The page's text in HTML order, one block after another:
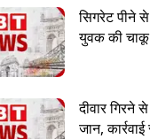
सिगरेट पीने
युवक की चाकू
दीवार गिरने
जान,